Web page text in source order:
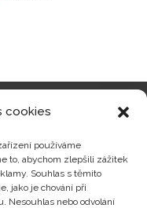
cookies
používáme
to, abychom zlepšili zážitek
Souhlas s těmito
jako je chování při
Nesouhlas nebo odvolání